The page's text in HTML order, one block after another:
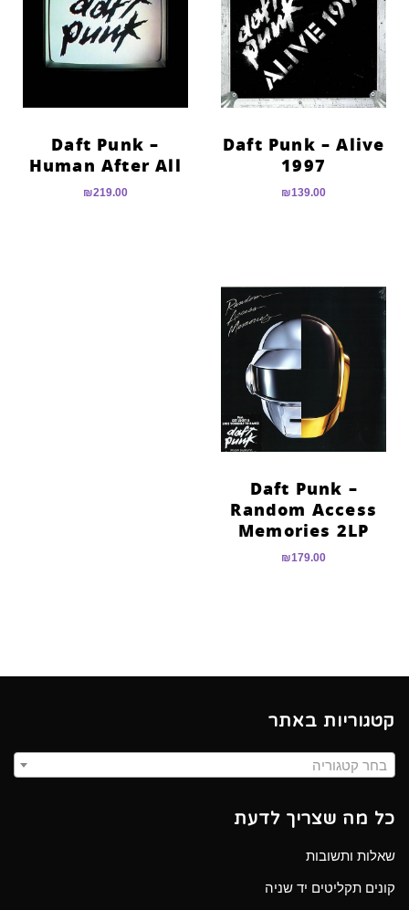
Daft Punk – Alive
1997
₪139.00
Daft Punk –
Human After All
₪219.00
Daft Punk –
Random Access
Memories 2LP
₪179.00
קטגוריות באתר
בחר קטגוריה
כל מה שצריך לדעת
שאלות ותשובות
קונים תקליטים יד שניה